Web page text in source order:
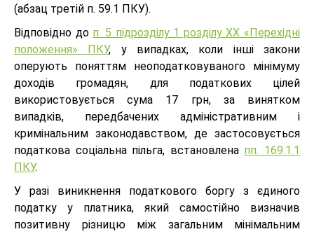
(абзац третій п. 59.1 ПКУ).
Відповідно до п. 5 підрозділу 1 розділу ХХ «Перехідні
положення» ПКУ, у випадках, коли інші закони
оперують поняттям неоподатковуваного мінімуму
доходів громадян, для податкових цілей
використовується сума 17 грн, за винятком
випадків, передбачених адміністративним і
кримінальним законодавством, де застосовується
податкова соціальна пільга, встановлена пп. 169.1.1
ПКУ.
У разі виникнення податкового боргу з єдиного
податку у платника, який самостійно визначив
позитивну різницю між загальним мінімальним